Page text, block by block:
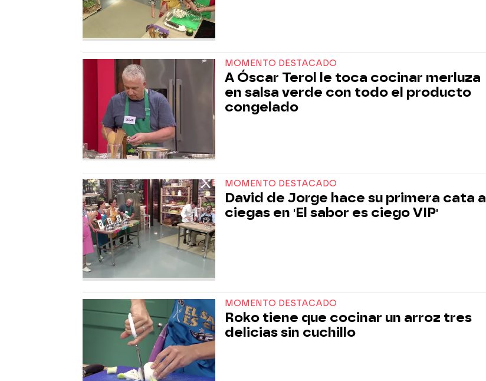
MOMENTO DESTACADO
A Óscar Terol le toca cocinar merluza
en salsa verde con todo el producto
congelado
MOMENTO DESTACADO
David de Jorge hace su primera cata a
ciegas en 'El sabor es ciego VIP'
MOMENTO DESTACADO
Roko tiene que cocinar un arroz tres
delicias sin cuchillo